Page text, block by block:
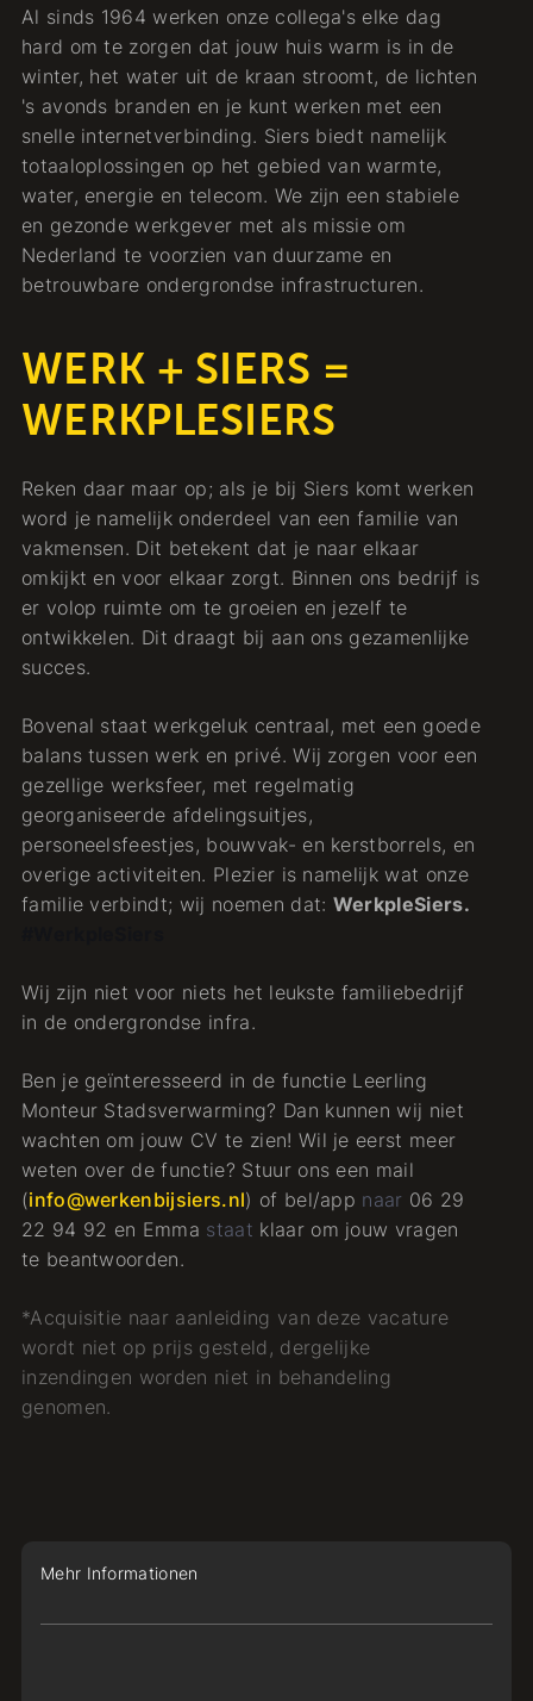
Al sinds 1964 werken onze collega's elke dag
hard om te zorgen dat jouw huis warm is in de
winter, het water uit de kraan stroomt, de lichten
's avonds branden en je kunt werken met een
snelle internetverbinding. Siers biedt namelijk
totaaloplossingen op het gebied van warmte,
water, energie en telecom. We zijn een stabiele
en gezonde werkgever met als missie om
Nederland te voorzien van duurzame en
betrouwbare ondergrondse infrastructuren.
WERK + SIERS =
WERKPLESIERS
Reken daar maar op; als je bij Siers komt werken
word je namelijk onderdeel van een familie van
vakmensen. Dit betekent dat je naar elkaar
omkijkt en voor elkaar zorgt. Binnen ons bedrijf is
er volop ruimte om te groeien en jezelf te
ontwikkelen. Dit draagt bij aan ons gezamenlijke
succes.
Bovenal staat werkgeluk centraal, met een goede
balans tussen werk en privé. Wij zorgen voor een
gezellige werksfeer, met regelmatig
georganiseerde afdelingsuitjes,
personeelsfeestjes, bouwvak- en kerstborrels, en
overige activiteiten. Plezier is namelijk wat onze
familie verbindt; wij noemen dat: WerkpleSiers.
Wij zijn niet voor niets het leukste familiebedrijf
in de ondergrondse infra.
Ben je geïnteresseerd in de functie Leerling
Monteur Stadsverwarming? Dan kunnen wij niet
wachten om jouw CV te zien! Wil je eerst meer
weten over de functie? Stuur ons een mail
(info@werkenbijsiers.nl) of bel/app naar 06 29
22 94 92 en Emma staat klaar om jouw vragen
te beantwoorden.
*Acquisitie naar aanleiding van deze vacature
wordt niet op prijs gesteld, dergelijke
inzendingen worden niet in behandeling
genomen.
Mehr Informationen